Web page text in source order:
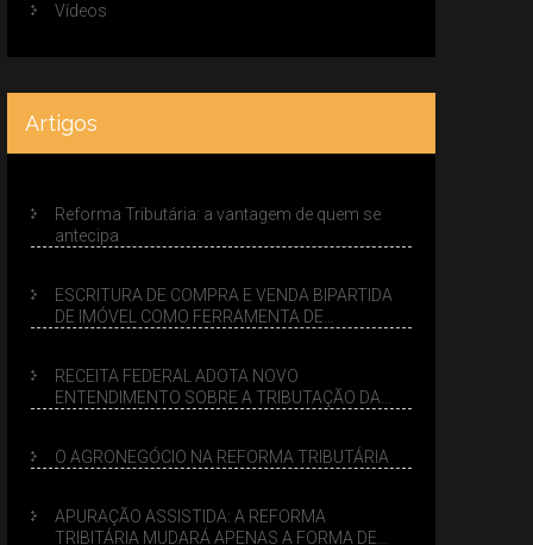
Vídeos
Artigos
Reforma Tributária: a vantagem de quem se
antecipa
ESCRITURA DE COMPRA E VENDA BIPARTIDA
DE IMÓVEL COMO FERRAMENTA DE
RECEITA FEDERAL ADOTA NOVO
ENTENDIMENTO SOBRE A TRIBUTAÇÃO DA
O AGRONEGÓCIO NA REFORMA TRIBUTÁRIA
APURAÇÃO ASSISTIDA: A REFORMA
TRIBITÁRIA MUDARÁ APENAS A FORMA DE